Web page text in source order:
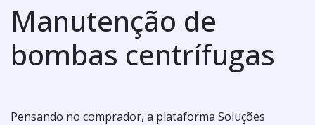
Manutenção de
bombas centrífugas
Pensando no comprador, a plataforma Soluções